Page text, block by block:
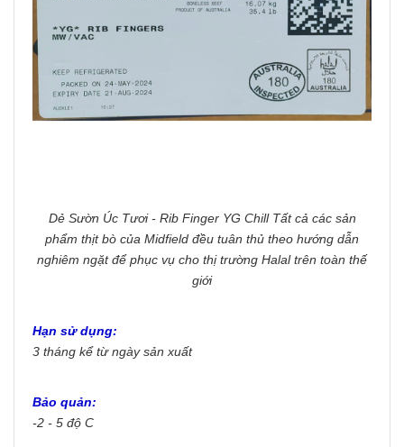
Dẻ Sườn Úc Tươi - Rib Finger YG Chill Tất cả các sản
phẩm thịt bò của Midfield đều tuân thủ theo hướng dẫn
nghiêm ngặt để phục vụ cho thị trường Halal trên toàn thế
giới
Hạn sử dụng:
3 tháng kể từ ngày sản xuất
Bảo quản:
-2 - 5 độ C